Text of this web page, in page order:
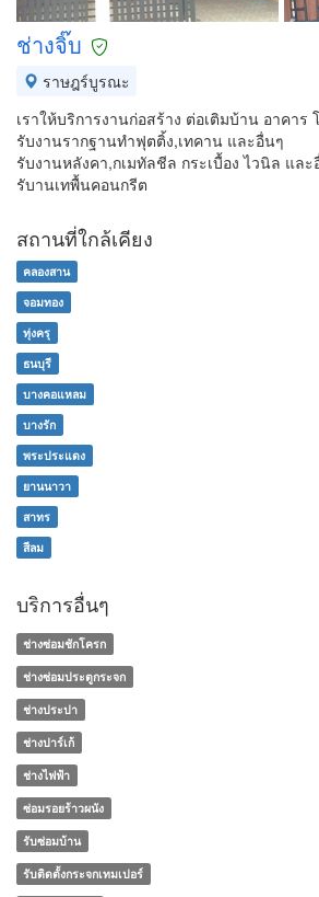
ช่างจิ๊บ
ราษฎร์บูรณะ
เราให้บริการงานก่อสร้าง ต่อเติมบ้าน อาคาร
รับงานรากฐานทำฟุตติ้ง,เทคาน และอื่นๆ
รับงานหลังคา,กเมทัลชีล กระเบื้อง ไวนิล และ
รับานเทพื้นคอนกรีต
สถานที่ใกล้เคียง
คลองสาน
จอมทอง
ทุ่งครุ
ธนบุรี
บางคอแหลม
บางรัก
พระประแดง
ยานนาวา
สาทร
สีลม
บริการอื่นๆ
ช่างซ่อมชักโครก
ช่างซ่อมประตูกระจก
ช่างประปา
ช่างปาร์เก้
ช่างไฟฟ้า
ซ่อมรอยร้าวผนัง
รับซ่อมบ้าน
รับติดตั้งกระจกเทมเปอร์